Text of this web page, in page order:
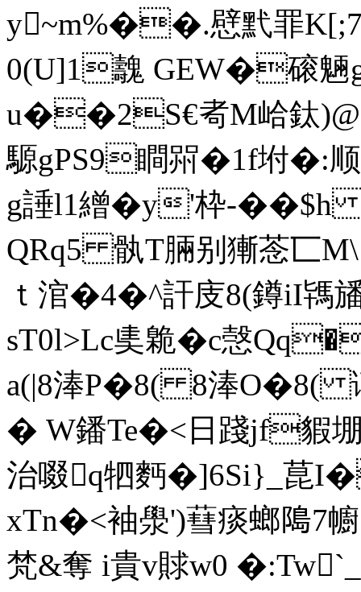
y~m%��.憵黓罪
0(U]1魗 GEW�磙
u��2S€耇M峆鈦)@
騵gPS9瞷喌�1f坿�:
g諈l1繒�y'枠-
QRq5 骫T脼别獑菍匸
ｔ涫�4�^ 訐庋8(鐏iI駂
sT0l>Lc奊臲�c愨
a(|8淎P�8( 8淎O�8( 谪r
� W鐇Te�<日踐jf貑
治啜q牭麪�]6Si}_菎
xTn�<袖澩')蔧痰螂﨩7
梵&奪 i貴v賕w0